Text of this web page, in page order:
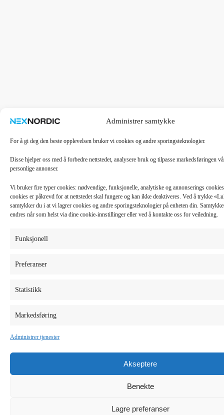
Administrer samtykke
For å gi deg den beste opplevelsen bruker vi cookies og andre sporingsteknologier.
Disse hjelper oss med å forbedre nettstedet, analysere bruk og tilpasse markedsføringen
personlige annonser.
Vi bruker fire typer cookies: nødvendige, funksjonelle, analytiske og annonserings
cookies er påkrevd for at nettstedet skal fungere og kan ikke deaktiveres. Ved å trykke
samtykker du i at vi lagrer cookies og andre sporingsteknologier på enheten din.
endres når som helst via dine cookie-innstillinger eller ved å kontakte oss for veiledning.
Funksjonell
Preferanser
Statistikk
Markedsføring
Administrer tjenester
Akseptere
Benekte
Lagre preferanser